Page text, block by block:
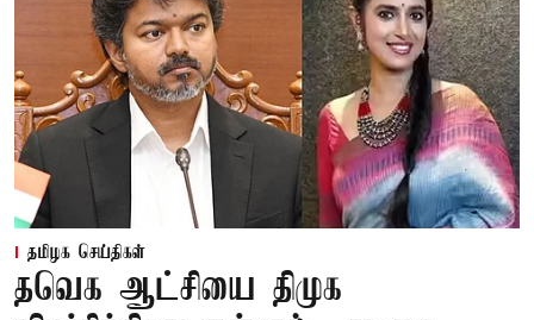
தமிழக செய்திகள்
தவெக ஆட்சியை திமுக